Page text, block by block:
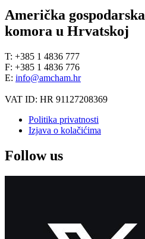
Američka gospodarska
komora u Hrvatskoj
T: +385 1 4836 777
F: +385 1 4836 776
E: info@amcham.hr
VAT ID: HR 91127208369
Politika privatnosti
Izjava o kolačićima
Follow us